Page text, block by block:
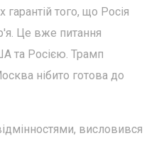
гарантій того, що Росія
Це вже питання
та Росією. Трамп
нібито готова до
висловився